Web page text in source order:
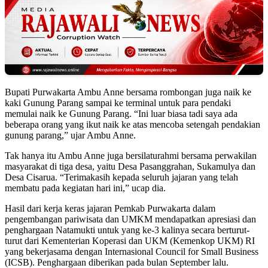
Bupati Purwakarta Ambu Anne bersama rombongan juga naik ke
kaki Gunung Parang sampai ke terminal untuk para pendaki
memulai naik ke Gunung Parang. “Ini luar biasa tadi saya ada
beberapa orang yang ikut naik ke atas mencoba setengah pendakian
gunung parang,” ujar Ambu Anne.
Tak hanya itu Ambu Anne juga bersilaturahmi bersama perwakilan
masyarakat di tiga desa, yaitu Desa Pasanggrahan, Sukamulya dan
Desa Cisarua. “Terimakasih kepada seluruh jajaran yang telah
membatu pada kegiatan hari ini,” ucap dia.
Hasil dari kerja keras jajaran Pemkab Purwakarta dalam
pengembangan pariwisata dan UMKM mendapatkan apresiasi dan
penghargaan Natamukti untuk yang ke-3 kalinya secara berturut-
turut dari Kementerian Koperasi dan UKM (Kemenkop UKM) RI
yang bekerjasama dengan Internasional Council for Small Business
(ICSB). Penghargaan diberikan pada bulan September lalu.